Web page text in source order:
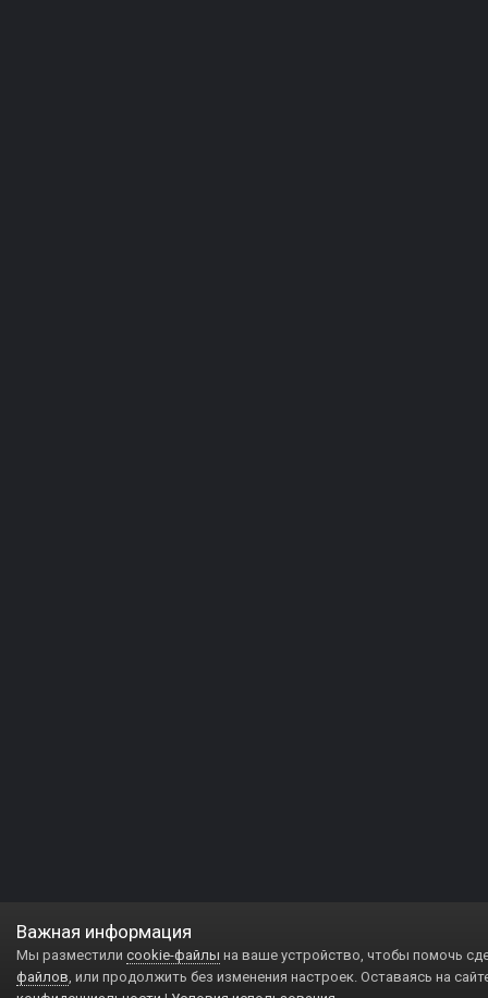
Важная информация
Мы разместили cookie-файлы на ваше устройство, чтобы помочь
файлов, или продолжить без изменения настроек. Оставаясь на